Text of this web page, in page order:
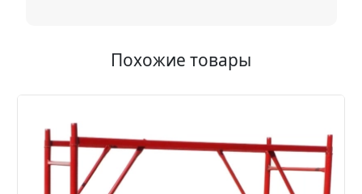
Похожие товары